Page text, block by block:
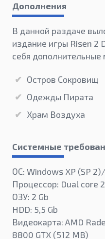
Дополнения
В данной раздаче
издание игры Risen
себя
Остров Сокровищ
Одежды Пирата
Храм Воздуха
Системные
ОС: Windows XP (SP
Процессор: Dual core
ОЗУ: 2 Gb
HDD: 5,5 Gb
Видеокарта: AMD
8800 GTX (512 MB)